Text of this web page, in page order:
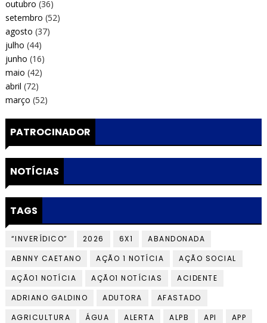
outubro (36)
setembro (52)
agosto (37)
julho (44)
junho (16)
maio (42)
abril (72)
março (52)
PATROCINADOR
NOTÍCIAS
TAGS
“INVERÍDICO” 2026 6X1
ABANDONADA
ABNNY CAETANO
AÇÃO 1 NOTÍCIA
AÇÃO SOCIAL
AÇÃO1 NOTÍCIA
AÇÃO1 NOTÍCIAS
ACIDENTE
ADRIANO GALDINO
ADUTORA
AFASTADO
AGRICULTURA
ÁGUA ALERTA ALPB API
APP